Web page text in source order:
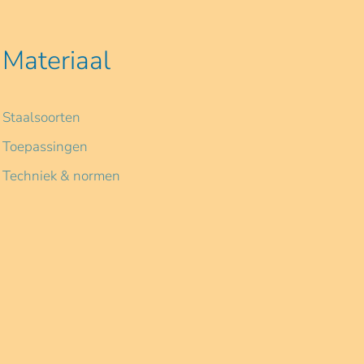
Materiaal
Staalsoorten
Toepassingen
Techniek & normen